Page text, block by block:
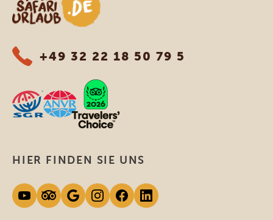
+49 32 22 18 50 79 5
HIER FINDEN SIE UNS